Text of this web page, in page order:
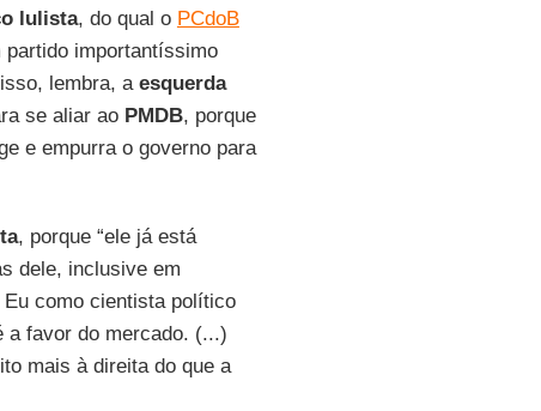
lulista, do qual o PCdoB
partido importantíssimo
lembra, a esquerda
se aliar ao PMDB, porque
e empurra o governo para
, porque “ele já está
dele, inclusive em
Eu como cientista político
a favor do mercado. (...)
mais à direita do que a